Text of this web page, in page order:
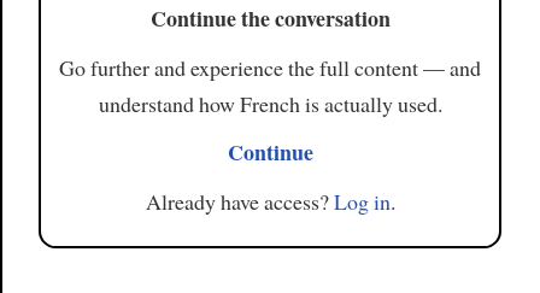
Continue the conversation
Go further and experience the full content — and
understand how French is actually used.
Continue
Already have access?Log in.